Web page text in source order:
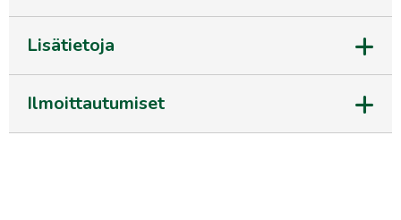
Lisätietoja
Ilmoittautumiset